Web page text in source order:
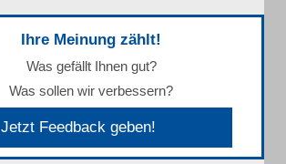
Ihre Meinung zählt!
Was gefällt Ihnen gut?
Was sollen wir verbessern?
Jetzt Feedback geben!